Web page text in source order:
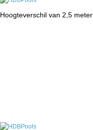
Hoogteverschil van 2,5 meter